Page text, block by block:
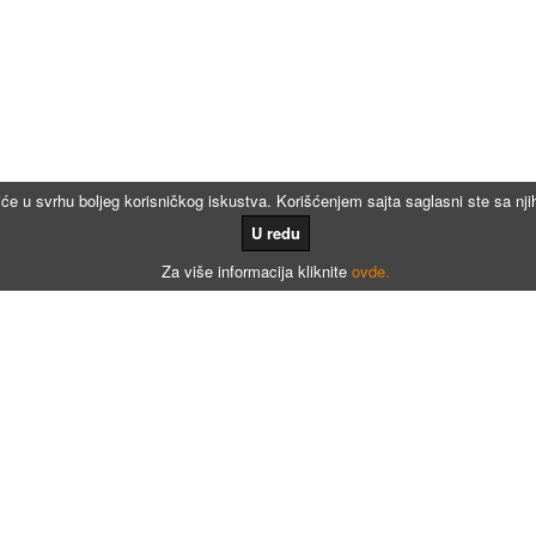
u svrhu boljeg korisničkog iskustva. Korišćenjem sajta saglasni ste sa
U redu
Za više informacija kliknite ovde.
Kalkulatori